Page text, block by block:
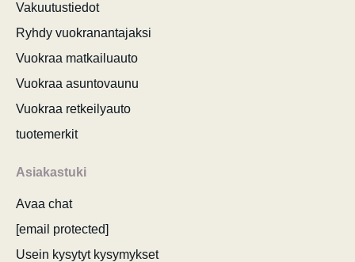
Vakuutustiedot
Ryhdy vuokranantajaksi
Vuokraa matkailuauto
Vuokraa asuntovaunu
Vuokraa retkeilyauto
tuotemerkit
Asiakastuki
Avaa chat
[email protected]
Usein kysytyt kysymykset